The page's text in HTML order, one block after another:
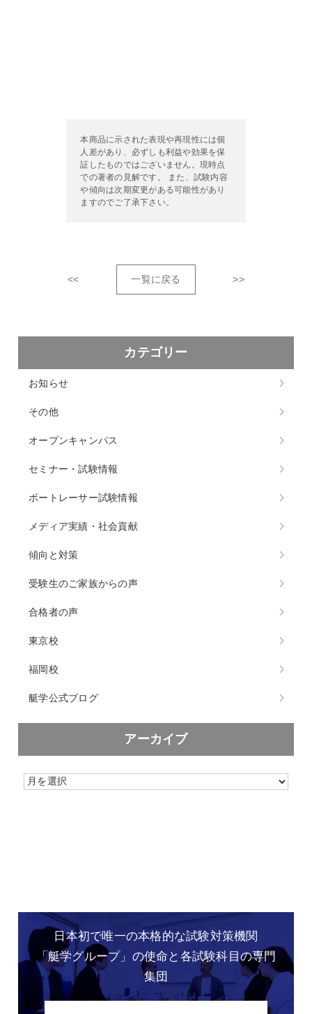
本商品に示された表現や再現性には個
人差があり、必ずしも利益や効果を保
証したものではございません。現時点
での著者の見解です。 また、試験内容
や傾向は次期変更がある可能性があり
ますのでご了承下さい。
<< 一覧に戻る >>
カテゴリー
お知らせ
その他
オープンキャンパス
セミナー・試験情報
ボートレーサー試験情報
メディア実績・社会貢献
傾向と対策
受験生のご家族からの声
合格者の声
東京校
福岡校
艇学公式ブログ
アーカイブ
日本初で唯一の本格的な試験対策機関
「艇学グループ」の使命と各試験科目の専門
集団